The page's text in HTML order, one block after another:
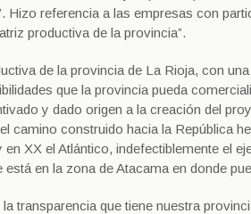
Hizo referencia a las empresas con
productiva de la provincia”.
de la provincia de La Rioja, con
que la provincia pueda
y dado origen a la creación del
camino construido hacia la República
XX el Atlántico, indefectiblemente el
en la zona de Atacama en donde
transparencia que tiene nuestra